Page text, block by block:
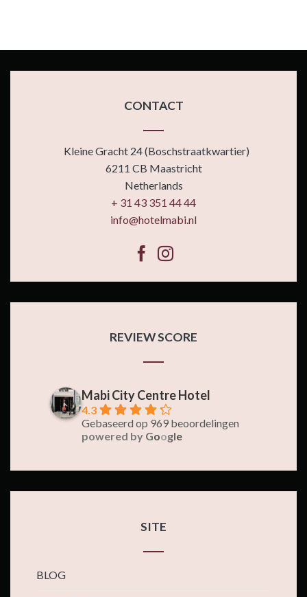
CONTACT
Kleine Gracht 24 (Boschstraatkwartier)
6211 CB Maastricht
Netherlands
+ 31 43 351 44 44
info@hotelmabi.nl
REVIEW SCORE
Mabi City Centre Hotel
4.3
Gebaseerd op 969 beoordelingen
powered by Google
SITE
BLOG